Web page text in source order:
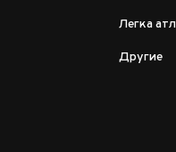
Легка
Другие